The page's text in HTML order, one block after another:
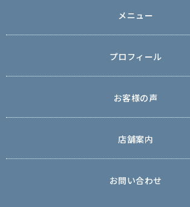
メニュー
プロフィール
お客様の声
店舗案内
お問い合わせ